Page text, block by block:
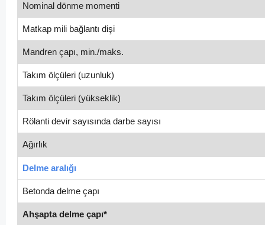
Nominal dönme momenti
Matkap mili bağlantı dişi
Mandren çapı, min./maks.
Takım ölçüleri (uzunluk)
Takım ölçüleri (yükseklik)
Rölanti devir sayısında darbe sayısı
Ağırlık
Delme aralığı
Betonda delme çapı
Ahşapta delme çapı*